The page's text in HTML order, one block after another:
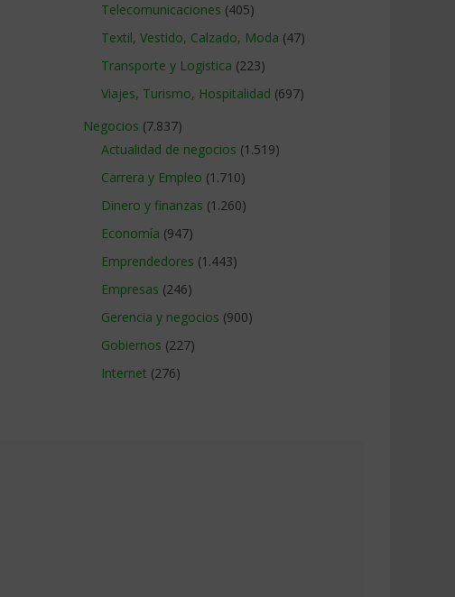
Telecomunicaciones (405)
Textil, Vestido, Calzado, Moda (47)
Transporte y Logistica (223)
Viajes, Turismo, Hospitalidad (697)
Negocios (7.837)
Actualidad de negocios (1.519)
Carrera y Empleo (1.710)
Dinero y finanzas (1.260)
Economía (947)
Emprendedores (1.443)
Empresas (246)
Gerencia y negocios (900)
Gobiernos (227)
Internet (276)